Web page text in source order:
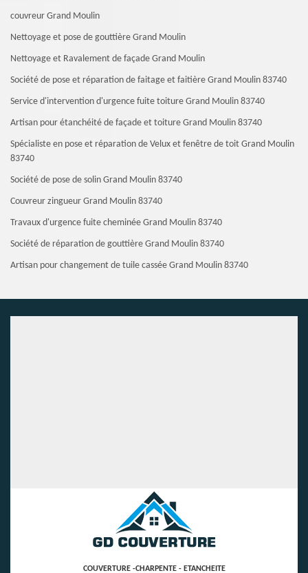
couvreur Grand Moulin
Nettoyage et pose de gouttière Grand Moulin
Nettoyage et Ravalement de façade Grand Moulin
Société de pose et réparation de faitage et faitière Grand Moulin 83740
Service d'intervention d'urgence fuite toiture Grand Moulin 83740
Artisan pour étanchéité de façade et toiture Grand Moulin 83740
Spécialiste en pose et réparation de Velux et fenêtre de toit Grand Moulin
83740
Société de pose de solin Grand Moulin 83740
Couvreur zingueur Grand Moulin 83740
Travaux d'urgence fuite cheminée Grand Moulin 83740
Société de réparation de gouttière Grand Moulin 83740
Artisan pour changement de tuile cassée Grand Moulin 83740
COUVERTURE -CHARPENTE - ETANCHEITE